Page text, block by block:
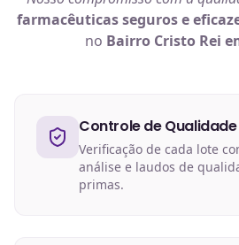
farmacêuticasseguros e
no Bairro Cristo Rei
Controle de Qualidade
Verificação de cada lote
análise e laudos de
primas.